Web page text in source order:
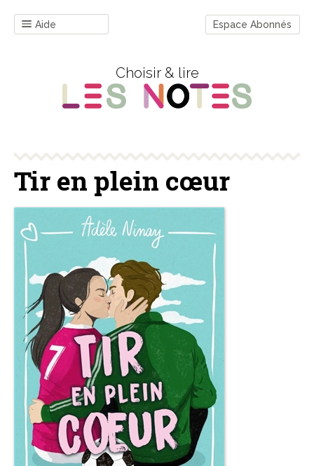
Aide Espace Abonnés
Choisir & lire
Tir en plein cœur